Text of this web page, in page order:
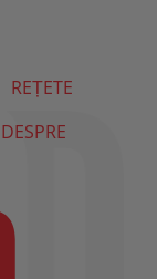
REȚETE
DESPRE